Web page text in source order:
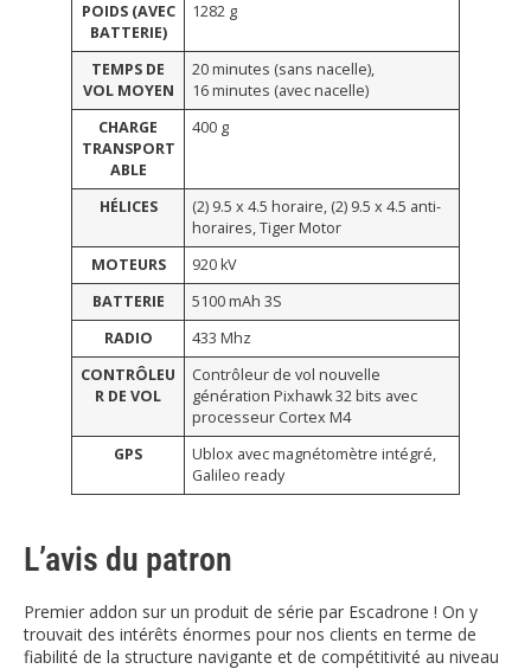
POIDS (AVEC
BATTERIE)
1282 g
TEMPS DE
VOL MOYEN
20 minutes (sans nacelle),
16 minutes (avec nacelle)
CHARGE
TRANSPORT
ABLE
400 g
HÉLICES
(2) 9.5 x 4.5 horaire, (2) 9.5 x 4.5 anti-
horaires, Tiger Motor
MOTEURS
920 kV
BATTERIE
5100 mAh 3S
RADIO
433 Mhz
CONTRÔLEU
R DE VOL
Contrôleur de vol nouvelle
génération Pixhawk 32 bits avec
processeur Cortex M4
GPS
Ublox avec magnétomètre intégré,
Galileo ready
L’avis du patron
Premier addon sur un produit de série par Escadrone ! On y
trouvait des intérêts énormes pour nos clients en terme de
fiabilité de la structure navigante et de compétitivité au niveau